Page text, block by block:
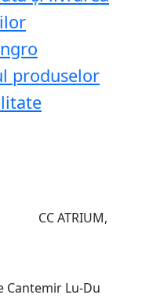
produselor
CC ATRIUM,
Cantemir Lu-Du